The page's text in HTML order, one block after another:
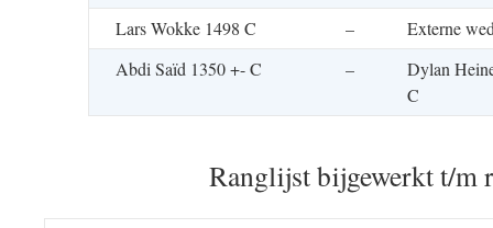
Lars Wokke 1498 C
–
Externe
Abdi Saïd 1350 +- C
–
Dylan
C
Ranglijst bijgewerkt t/m